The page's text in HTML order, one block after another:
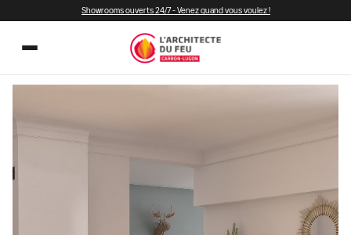
Showrooms ouverts 24/7 - Venez quand vous voulez !